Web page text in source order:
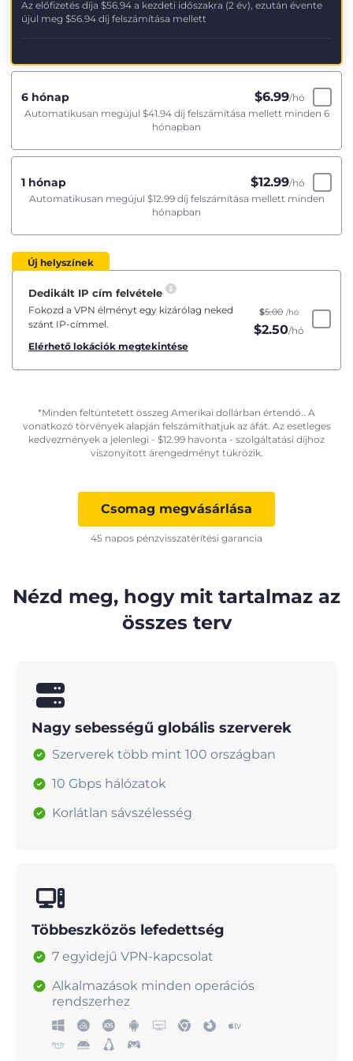
Az előfizetés díja $56.94 a kezdeti időszakra (2 év), ezután évente
újul meg $56.94 díj felszámítása mellett
6 hónap $6.99/hó
Automatikusan megújul $41.94díj felszámítása mellett minden 6
hónapban
1 hónap $12.99/hó
Automatikusan megújul $12.99díj felszámítása mellett minden
hónapban
Új helyszínek
Dedikált IP cím felvétele
Fokozd a VPN élményt egy kizárólag neked
szánt IP-címmel.
Elérhető lokációk megtekintése
$5.00 /hó
$2.50/hó
*Minden feltüntetett összeg Amerikai dollárban értendő.. A
vonatkozó törvények alapján felszámíthatjuk az áfát. Az esetleges
kedvezmények a jelenlegi - $12.99 havonta - szolgáltatási díjhoz
viszonyított árengedményt tükrözik.
Csomag megvásárlása
45 napos pénzvisszatérítési garancia
Nézd meg, hogy mit tartalmaz az
összes terv
Nagy sebességű globális szerverek
Szerverek több mint 100 országban
10 Gbps hálózatok
Korlátlan sávszélesség
Többeszközös lefedettség
7 egyidejű VPN-kapcsolat
Alkalmazások minden operációs
rendszerhez